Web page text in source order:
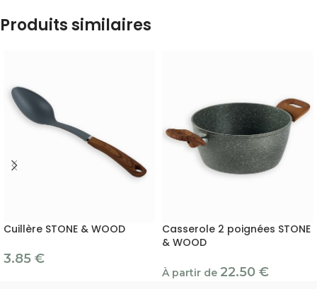
Produits similaires
Cuillère STONE & WOOD
3.85 €
Casserole 2 poignées STONE
& WOOD
À partir de 22.50 €